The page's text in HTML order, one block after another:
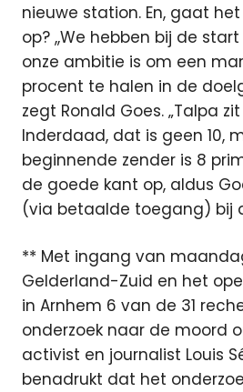
nieuwe station. En, gaat
op? ,,We hebben bij de
onze ambitie is om een
procent te halen in de
zegt Ronald Goes. „Talpa
Inderdaad, dat is geen 10,
beginnende zender is 8
de goede kant op, aldus
(via betaalde toegang) bij
** Met ingang van
Gelderland-Zuid en het
in Arnhem 6 van de 31
onderzoek naar de moord
activist en journalist Louis
benadrukt dat het